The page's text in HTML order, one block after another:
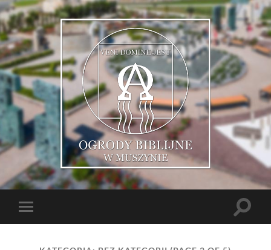
Muszyńskie
Ogrody
Biblijne
mobile
Toggle